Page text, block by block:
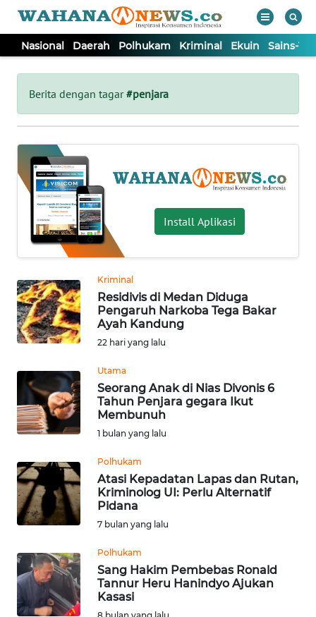
Nasional Daerah Polhukam Kriminal Ekuin Sains-
Berita dengan tagar#penjara
Install Aplikasi
Kriminal
Residivis di Medan Diduga
Pengaruh Narkoba Tega Bakar
Ayah Kandung
22 hari yang lalu
Utama
Seorang Anak di Nias Divonis 6
Tahun Penjara gegara Ikut
Membunuh
1 bulan yang lalu
Polhukam
Atasi Kepadatan Lapas dan Rutan,
Kriminolog UI: Perlu Alternatif
Pidana
7 bulan yang lalu
Polhukam
Sang Hakim Pembebas Ronald
Tannur Heru Hanindyo Ajukan
Kasasi
Tutup
NASIONAL
DAERAH
POLHUKAM
KRIMINAL
EKUIN
SAINS-TEKNO
INTERNASIONAL
PENDIDIKAN
OLAHRAGA
OPINI
EDITORIAL